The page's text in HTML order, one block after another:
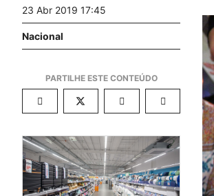
23 Abr 2019 17:45
Nacional